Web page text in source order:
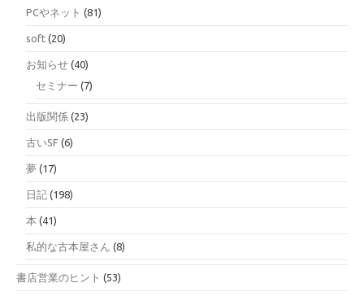
PCやネット (81)
soft (20)
お知らせ (40)
セミナー (7)
出版関係 (23)
古いSF (6)
夢 (17)
日記 (198)
本 (41)
私的な古本屋さん (8)
書店営業のヒント (53)